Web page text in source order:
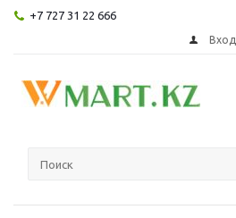
+7 727 31 22 666
Вход